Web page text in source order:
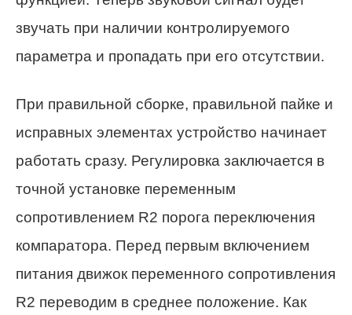
звучать при наличии контролируемого
параметра и пропадать при его отсутствии.
При правильной сборке, правильной пайке и
исправных элементах устройство начинает
работать сразу. Регулировка заключается в
точной установке переменным
сопротивлением R2 порога переключения
компаратора. Перед первым включением
питания движок переменного сопротивления
R2 переводим в среднее положение. Как